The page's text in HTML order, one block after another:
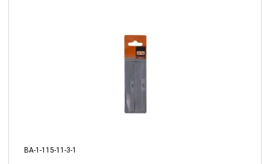
BA-1-115-11-3-1